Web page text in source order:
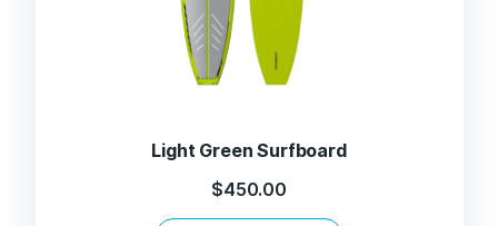
Light Green Surfboard
$450.00